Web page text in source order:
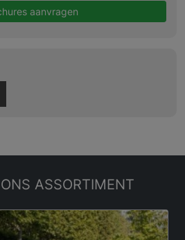
aanvragen
ASSORTIMENT